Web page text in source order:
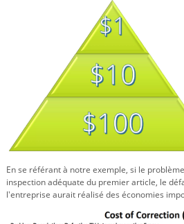
En se référant à notre exemple, si le
inspection adéquate du premier article, le
l'entreprise aurait réalisé des économies